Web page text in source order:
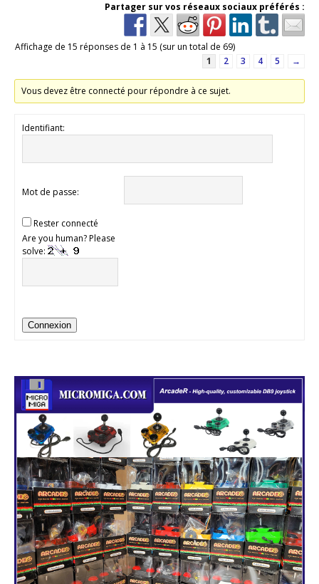
Partager sur vos réseaux sociaux préférés :
Affichage de 15 réponses de 1 à 15 (sur un total de 69)
1
2 3 4 5 →
Vous devez être connecté pour répondre à ce sujet.
Identifiant:
Mot de passe:
Rester connecté
Are you human? Please
solve:
Connexion